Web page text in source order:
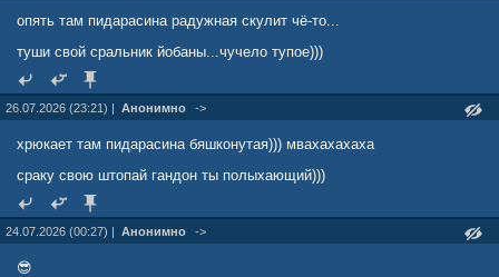
опять там пидарасина радужная скулит чё-то...
туши свой сральник йобаны...чучело тупое)))
26.07.2026 (23:21) | Анонимно ->
хрюкает там пидарасина бяшконутая))) мвахахахаха
сраку свою штопай гандон ты полыхающий)))
24.07.2026 (00:27) | Анонимно ->
😎